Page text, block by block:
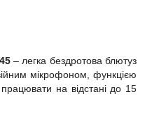
– легка бездротова блютуз
мікрофоном, функцією
на відстані до 15